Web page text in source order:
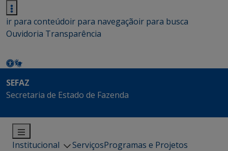
ir para conteúdoir para navegaçãoir para busca
Ouvidoria Transparência
SEFAZ
Secretaria de Estado de Fazenda
Institucional ServiçosProgramas e Projetos